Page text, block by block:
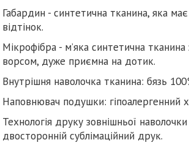
Габардин - синтетична тканина, яка
відтінок.
Мікрофібра - м’яка синтетична
ворсом, дуже приємна на дотик.
Внутрішня наволочка тканина: бязь
Наповнювач подушки: гіпоалергенний
Технологія друку зовнішньої
двосторонній сублімаційний друк.